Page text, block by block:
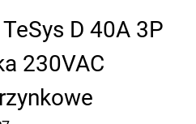
D 40A 3P
230VAC